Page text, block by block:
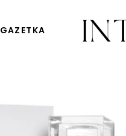
GAZETKA